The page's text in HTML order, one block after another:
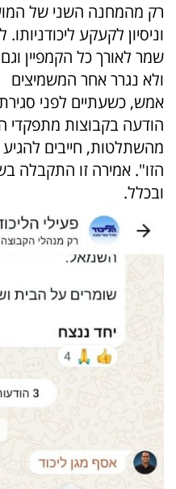
רק מהמחנה השני של
וניסיון לקעקע ליכודניותו.
שמר לאורך כל הקמפיין
ולא נגרר אחר המשמיצים
אמש, כשעתיים לפני
הודעה בקבוצות מתפקדי
מהשתלטות, חייבים
הזו". אמירה זו התקבלה
ובכלל.